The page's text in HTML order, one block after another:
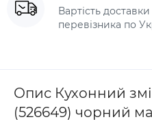
Вартість
перевізника по
Опис Кухонний
(526649) чорний